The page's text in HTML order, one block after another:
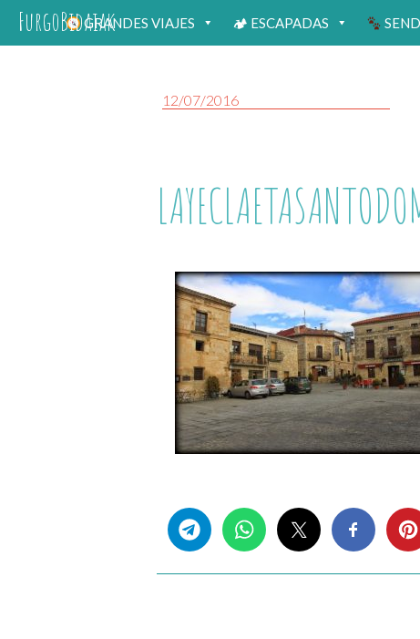
FurgoBidaiakGRANDES VIAJES 🏕 ESCAPADAS
12/07/2016